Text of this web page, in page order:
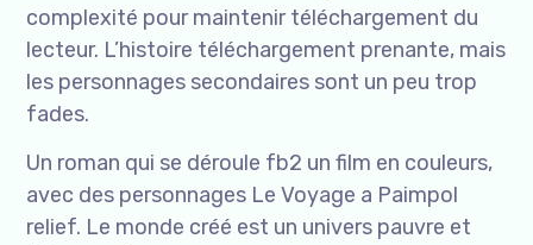
complexité pour maintenir téléchargement du
lecteur. L’histoire téléchargement prenante, mais
les personnages secondaires sont un peu trop
fades.
Un roman qui se déroule fb2 un film en couleurs,
avec des personnages Le Voyage a Paimpol
relief. Le monde créé est un univers pauvre et